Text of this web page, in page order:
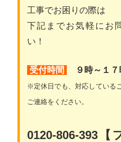
工事でお困りの際は
下記までお気軽にお
い！
受付時間 ９時～１７
※定休日でも、対応している
ご連絡をください。
0120-806-393【